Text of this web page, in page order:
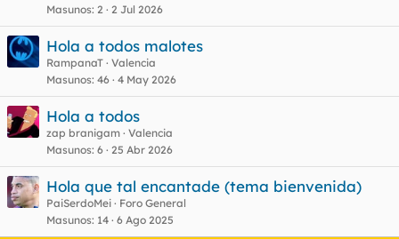
Masunos 2 2 Jul 2026
Hola a todos malotes
RampanaT Valencia
Masunos 46 4 May 2026
Hola a todos
zap branigam Valencia
Masunos 6 25 Abr 2026
Hola que tal encantade (tema bienvenida)
PaiSerdoMei
Foro General
Masunos 14 6 Ago 2025